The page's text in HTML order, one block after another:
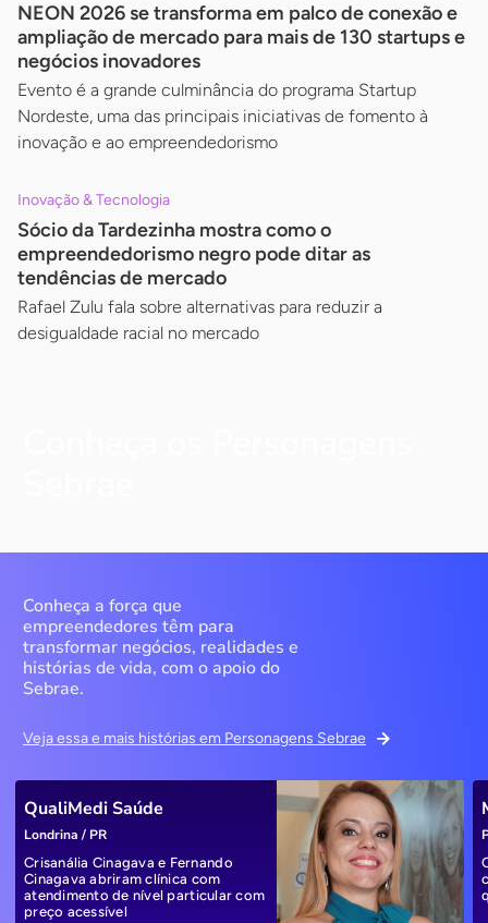
NEON 2026 se transforma em palco de conexão e
ampliação de mercado para mais de 130 startups e
negócios inovadores
Evento é a grande culminância do programa Startup
Nordeste, uma das principais iniciativas de fomento à
inovação e ao empreendedorismo
Inovação & Tecnologia
Sócio da Tardezinha mostra como o
empreendedorismo negro pode ditar as
tendências de mercado
Rafael Zulu fala sobre alternativas para reduzir a
desigualdade racial no mercado
Conheça a força que
empreendedores têm para
transformar negócios, realidades e
histórias de vida, com o apoio do
Sebrae.
Veja essa e mais histórias em Personagens Sebrae
QualiMedi Saúde
Londrina / PR
Crisanália Cinagava e Fernando
Cinagava abriram clínica com
atendimento de nível particular com
preço acessível